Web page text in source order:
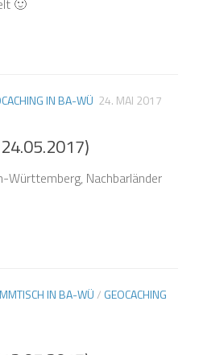
IN BA-WÜ 24. MAI 2017
Württemberg, Nachbarländer
IN BA-WÜ/ GEOCACHING